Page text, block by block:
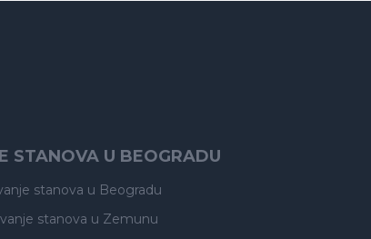
STANOVA U BEOGRADU
stanova u Beogradu
stanova u Zemunu